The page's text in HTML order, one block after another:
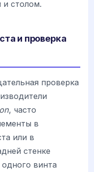
и столом.
и проверка
проверка
, часто
в
или в
стенке
винта